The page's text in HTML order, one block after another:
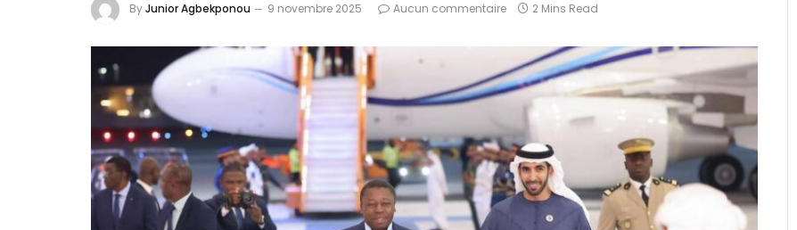
ByJunior Agbekponou 9 novembre 2025 Aucun commentaire 2 Mins Read